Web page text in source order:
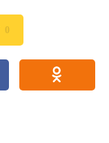
0